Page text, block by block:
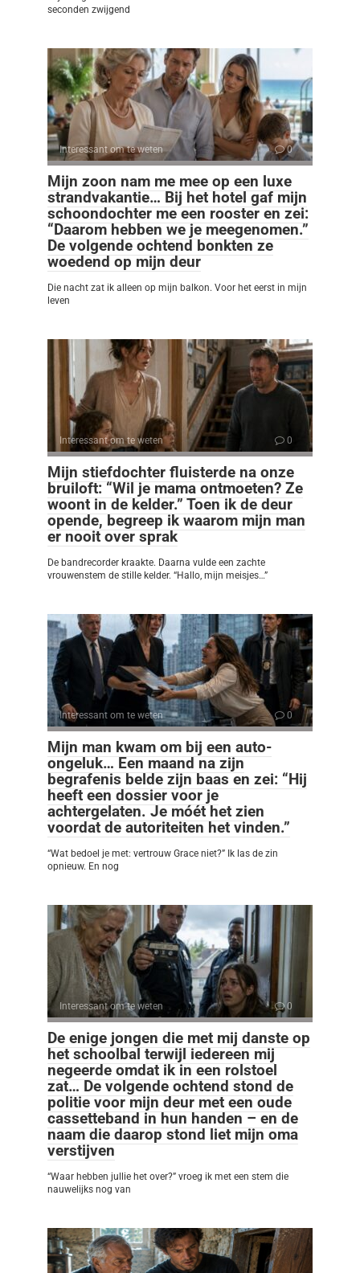
seconden zwijgend
Interessant om te weten 0
Mijn zoon nam me mee op een luxe
strandvakantie… Bij het hotel gaf mijn
schoondochter me een rooster en zei:
“Daarom hebben we je meegenomen.”
De volgende ochtend bonkten ze
woedend op mijn deur
Die nacht zat ik alleen op mijn balkon. Voor het eerst in mijn
leven
Interessant om te weten 0
Mijn stiefdochter fluisterde na onze
bruiloft: “Wil je mama ontmoeten? Ze
woont in de kelder.” Toen ik de deur
opende, begreep ik waarom mijn man
er nooit over sprak
De bandrecorder kraakte. Daarna vulde een zachte
vrouwenstem de stille kelder. “Hallo, mijn meisjes…”
Interessant om te weten 0
Mijn man kwam om bij een auto-
ongeluk… Een maand na zijn
begrafenis belde zijn baas en zei: “Hij
heeft een dossier voor je
achtergelaten. Je móét het zien
voordat de autoriteiten het vinden.”
“Wat bedoel je met: vertrouw Grace niet?” Ik las de zin
opnieuw. En nog
Interessant om te weten 0
De enige jongen die met mij danste op
het schoolbal terwijl iedereen mij
negeerde omdat ik in een rolstoel
zat… De volgende ochtend stond de
politie voor mijn deur met een oude
cassetteband in hun handen – en de
naam die daarop stond liet mijn oma
verstijven
“Waar hebben jullie het over?” vroeg ik met een stem die
nauwelijks nog van